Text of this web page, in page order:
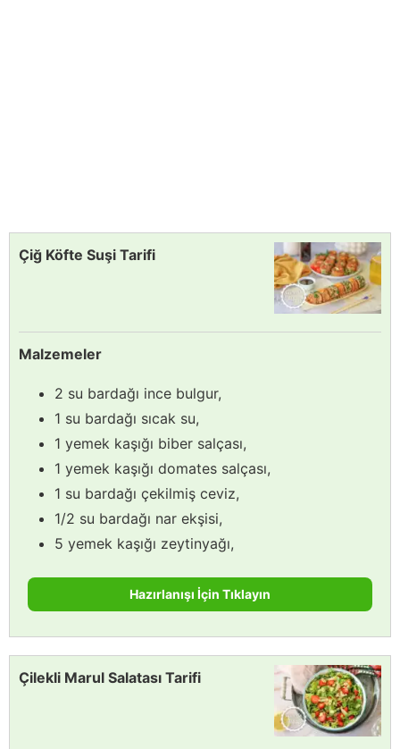
Çiğ Köfte Suşi Tarifi
Malzemeler
2 su bardağı ince bulgur,
1 su bardağı sıcak su,
1 yemek kaşığı biber salçası,
1 yemek kaşığı domates salçası,
1 su bardağı çekilmiş ceviz,
1/2 su bardağı nar ekşisi,
5 yemek kaşığı zeytinyağı,
Hazırlanışı İçin Tıklayın
Çilekli Marul Salatası Tarifi